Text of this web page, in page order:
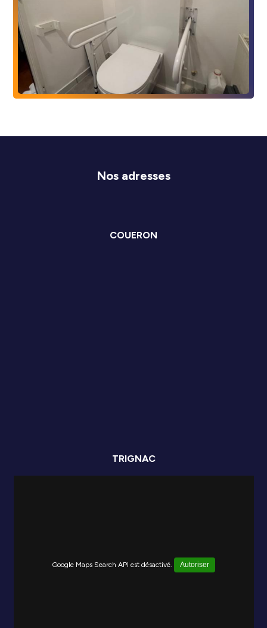
Nos adresses
COUERON
TRIGNAC
Google Maps Search API est désactivé. Autoriser